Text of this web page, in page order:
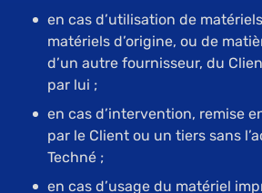
en cas d’utilisation de
matériels d’origine, ou de
d’un autre fournisseur, du
par lui ;
en cas d’intervention, remise
par le Client ou un tiers sans
Techné ;
en cas d’usage du matériel